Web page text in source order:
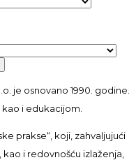
je osnovano 1990. godine.
i edukacijom.
prakse“, koji, zahvaljujući
i redovnošću izlaženja,